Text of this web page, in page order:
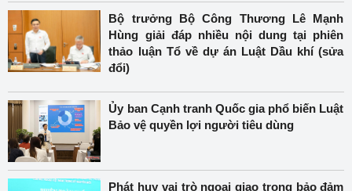
Bộ trưởng Bộ Công Thương Lê Mạnh
Hùng giải đáp nhiều nội dung tại phiên
thảo luận Tổ về dự án Luật Dầu khí (sửa
đổi)
Ủy ban Cạnh tranh Quốc gia phổ biến Luật
Bảo vệ quyền lợi người tiêu dùng
Phát huy vai trò ngoại giao trong bảo đảm